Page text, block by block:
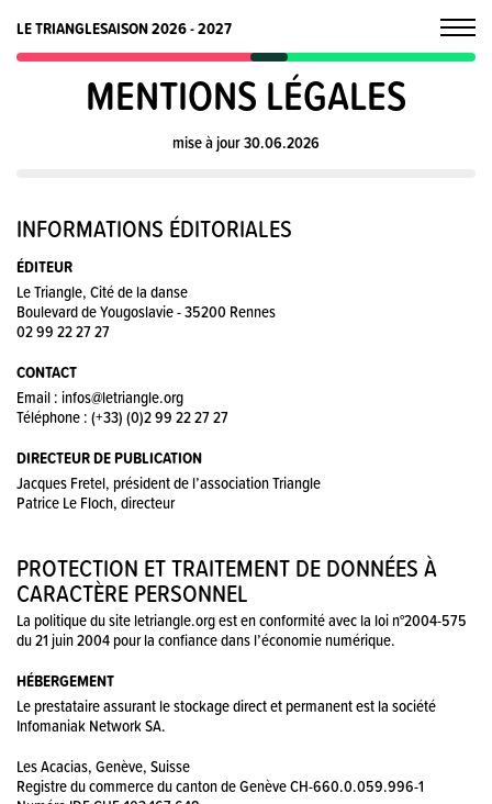
LE TRIANGLESAISON 2026 - 2027
MENTIONS LÉGALES
mise à jour 30.06.2026
INFORMATIONS ÉDITORIALES
ÉDITEUR
Le Triangle, Cité de la danse
Boulevard de Yougoslavie - 35200 Rennes
02 99 22 27 27
CONTACT
Email : infos@letriangle.org
Téléphone : (+33) (0)2 99 22 27 27
DIRECTEUR DE PUBLICATION
Jacques Fretel, président de l’association Triangle
Patrice Le Floch, directeur
PROTECTION ET TRAITEMENT DE DONNÉES À
CARACTÈRE PERSONNEL
La politique du site letriangle.org est en conformité avec la loi n°2004-575
du 21 juin 2004 pour la confiance dans l’économie numérique.
HÉBERGEMENT
Le prestataire assurant le stockage direct et permanent est la société
Infomaniak Network SA.
Les Acacias, Genève, Suisse
Registre du commerce du canton de Genève CH-660.0.059.996-1